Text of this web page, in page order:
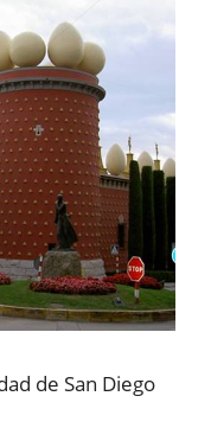
de San Diego